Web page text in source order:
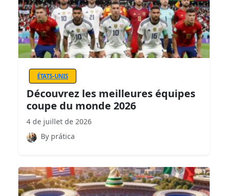
ÉTATS-UNIS
Découvrez les meilleures équipes
coupe du monde 2026
4 de juillet de 2026
By prática